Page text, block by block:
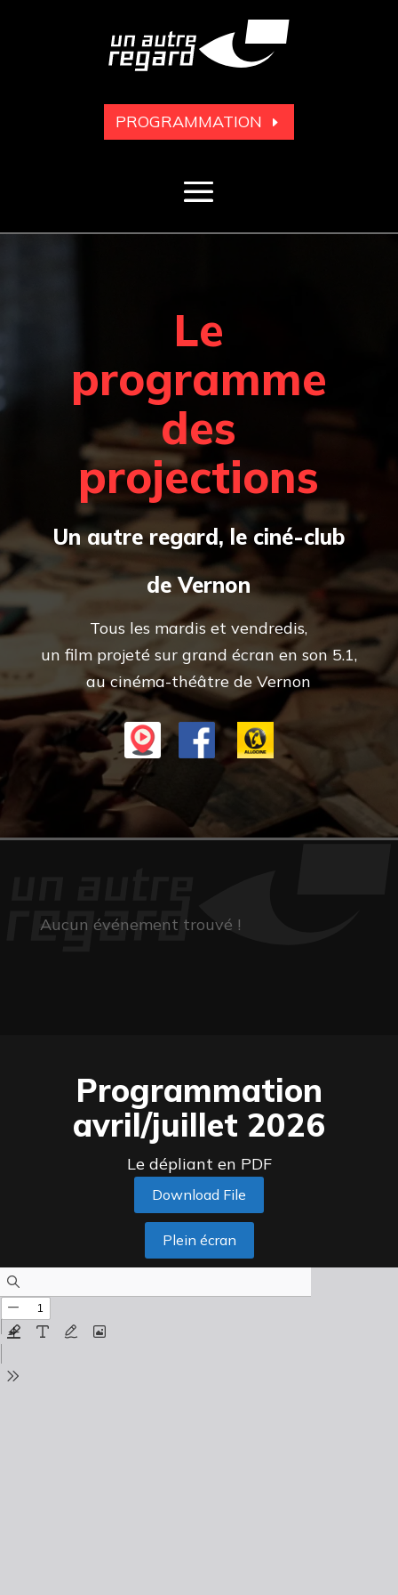
PROGRAMMATION
Le
programme
des
projections
Un autre regard, le ciné-club
de Vernon
Tous les mardis et vendredis,
un film projeté sur grand écran en son 5.1,
au cinéma-théâtre de Vernon
Aucun événement trouvé !
Programmation
avril/juillet 2026
Le dépliant en PDF
Download File
Plein écran